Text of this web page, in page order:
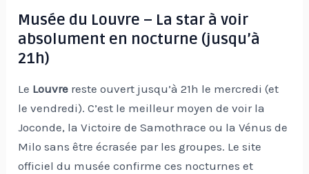
Musée du Louvre – La star à voir
absolument en nocturne (jusqu’à
21h)
Le Louvre reste ouvert jusqu’à 21h le mercredi (et
le vendredi). C’est le meilleur moyen de voir la
Joconde, la Victoire de Samothrace ou la Vénus de
Milo sans être écrasée par les groupes. Le site
officiel du musée confirme ces nocturnes et